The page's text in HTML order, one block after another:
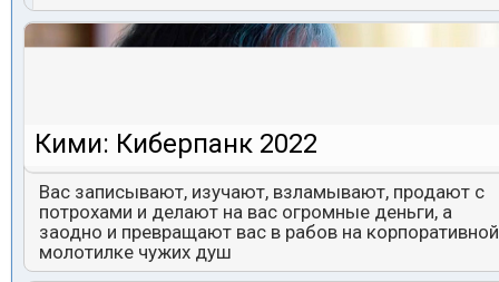
Кими: Киберпанк 2022
Вас записывают, изучают, взламывают, продают с
потрохами и делают на вас огромные деньги, а
заодно и превращают вас в рабов на корпоративной
молотилке чужих душ